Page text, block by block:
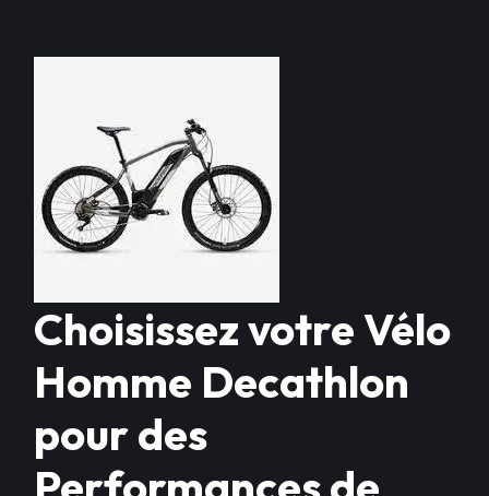
Choisissez votre Vélo
Homme Decathlon
pour des